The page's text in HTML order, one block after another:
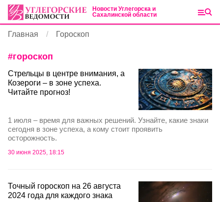
Новости Углегорска и
Сахалинской области
Главная Гороскоп
#гороскоп
Стрельцы в центре внимания, а
Козероги – в зоне успеха.
Читайте прогноз!
1 июля – время для важных решений. Узнайте, какие знаки
сегодня в зоне успеха, а кому стоит проявить
осторожность.
30 июня 2025, 18:15
Точный гороскоп на 26 августа
2024 года для каждого знака